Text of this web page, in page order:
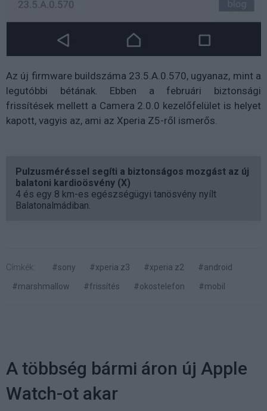
Az új firmware buildszáma 23.5.A.0.570, ugyanaz, mint a
legutóbbi bétának. Ebben a februári biztonsági
frissítések mellett a Camera 2.0.0 kezelőfelület is helyet
kapott, vagyis az, ami az Xperia Z5-ről ismerős.
Pulzusméréssel segíti a biztonságos mozgást az új
balatoni kardioösvény (X)
4 és egy 8 km-es egészségügyi tanösvény nyílt
Balatonalmádiban.
Címkék: #sony #xperia z3 #xperia z2
#android
#marshmallow
#frissítés #okostelefon #mobil
A többség bármi áron új Apple
Watch-ot akar